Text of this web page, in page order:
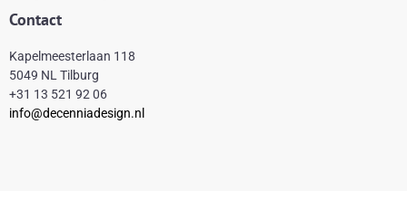
Contact
Kapelmeesterlaan 118
5049 NL Tilburg
+31 13 521 92 06
info@decenniadesign.nl